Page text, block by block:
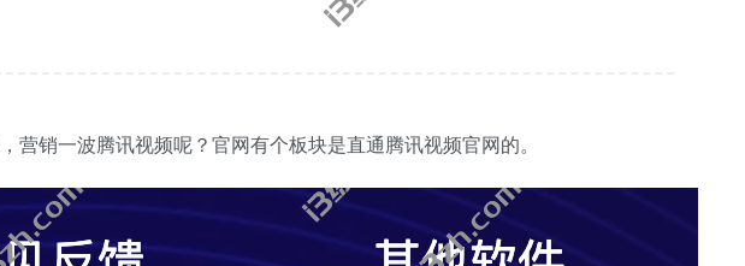
营销一波腾讯视频呢？官网有个板块是直通腾讯视频官网的。